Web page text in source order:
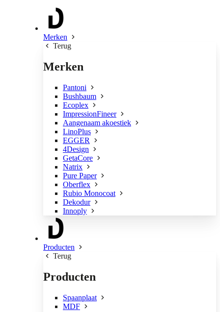
Merken
Terug
Merken
Pantoni
Bushbaum
Ecoplex
ImpressionFineer
Aangenaam akoestiek
LinoPlus
EGGER
4Design
GetaCore
Natrix
Pure Paper
Oberflex
Rubio Monocoat
Dekodur
Innoply
Producten
Terug
Producten
Spaanplaat
MDF